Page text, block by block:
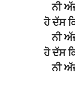
ਨੀ
ਹੋ ਦੱਸ
ਨੀ
ਹੋ ਦੱਸ
ਨੀ